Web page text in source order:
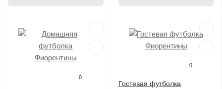
0
0
Гостевая футболка